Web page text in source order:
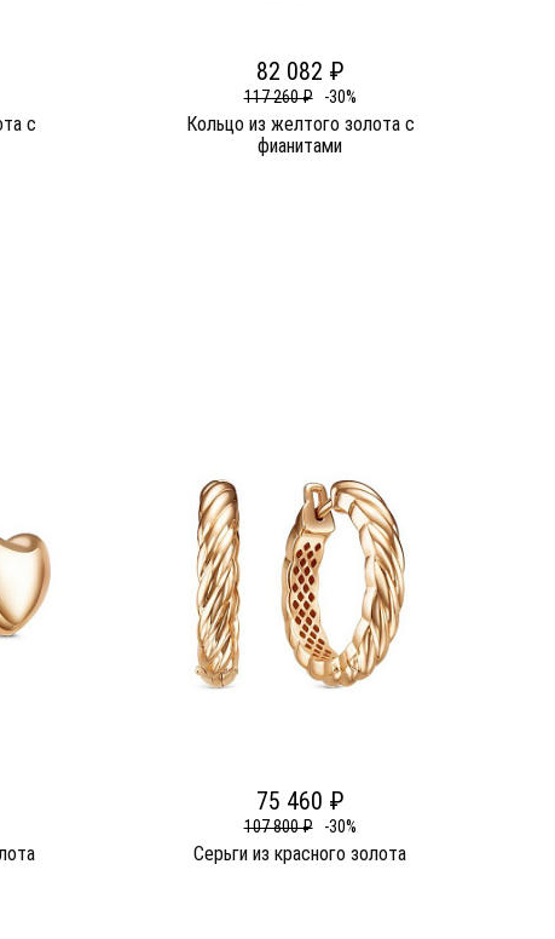
c
82 082 ₽
117 260 ₽ -30%
Кольцо из желтого золота c
фианитами
75 460 ₽
107 800 ₽ -30%
Серьги из красного золота